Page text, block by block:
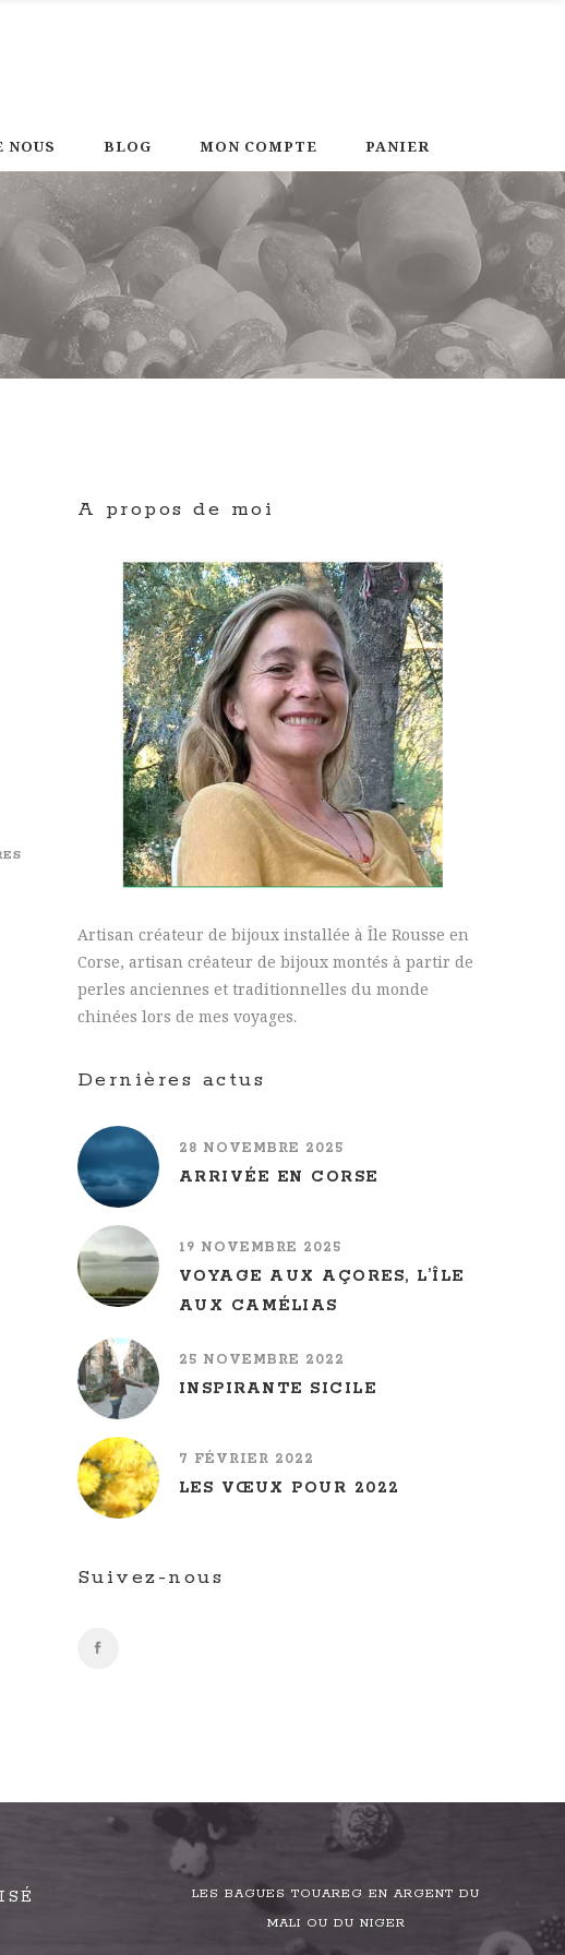
NOUS BLOG MON COMPTE PANIER
A propos de moi
Artisan créateur de bijoux installée à Île Rousse en
Corse, artisan créateur de bijoux montés à partir de
perles anciennes et traditionnelles du monde
chinées lors de mes voyages.
Dernières actus
28 NOVEMBRE 2025
ARRIVÉE EN CORSE
19 NOVEMBRE 2025
VOYAGE AUX AÇORES, L’ÎLE
AUX CAMÉLIAS
25 NOVEMBRE 2022
INSPIRANTE SICILE
7 FÉVRIER 2022
LES VŒUX POUR 2022
Suivez-nous
LES BAGUES TOUAREG EN ARGENT DU
MALI OU DU NIGER